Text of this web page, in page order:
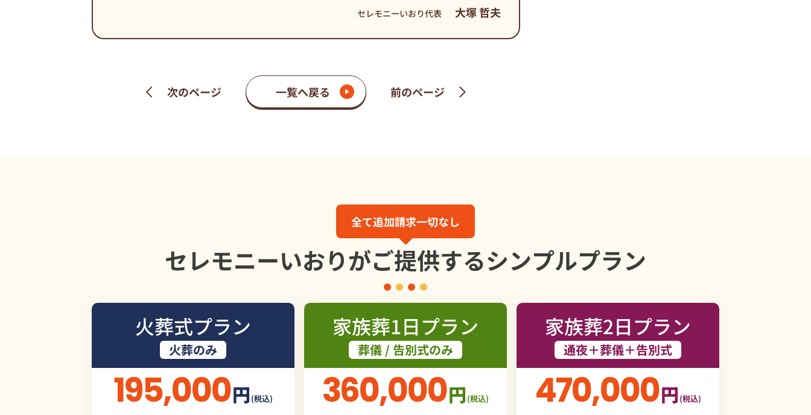
セレモニーいおり代表 大塚 哲夫
次のページ 一覧へ戻る 前のページ
全て追加請求一切なし
セレモニーいおりがご提供するシンプルプラン
火葬式プラン
火葬のみ
195,000円 (税込)
家族葬1日プラン
葬儀 / 告別式のみ
360,000円 (税込)
家族葬2日プラン
通夜＋葬儀＋告別式
470,000円 (税込)